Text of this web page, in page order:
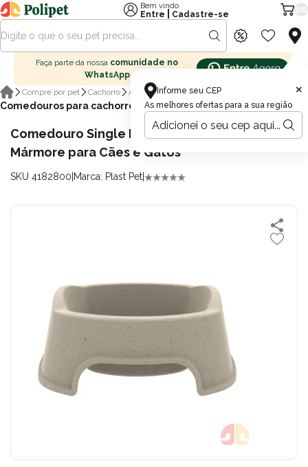
Informe seu CEP
As melhores ofertas para a sua região
×
Bem vindo
Entre
Cadastre-se
Faça parte da nossa comunidade no
WhatsApp
Compre por pet
Cachorro Acessórios para cachorro
Comedouros para cachorro
Comedouro Single B-1 Plast Pet 300ml
Mármore para Cães e Gatos
SKU 4182800 Marca: Plast Pet